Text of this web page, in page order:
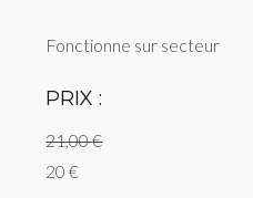
Fonctionne sur secteur
PRIX :
21,00 €
20 €